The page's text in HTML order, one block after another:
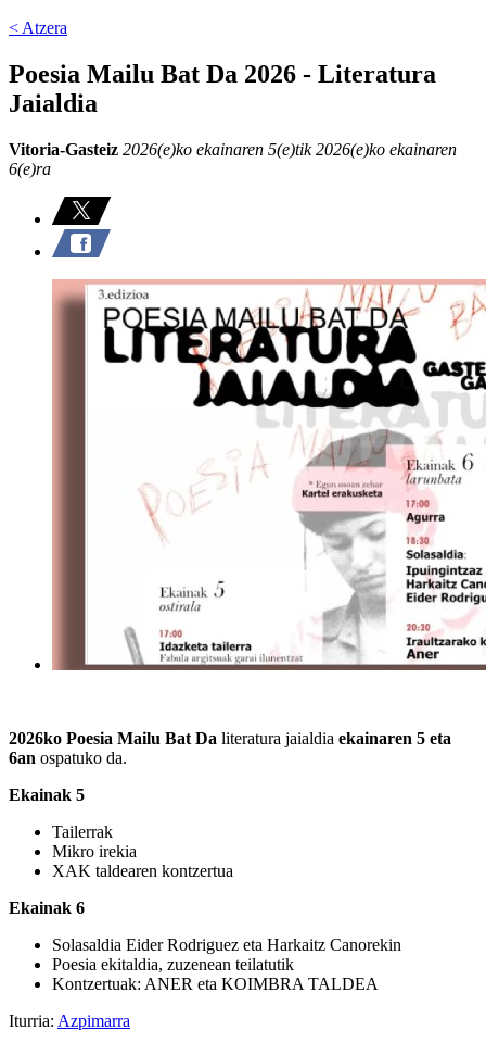
< Atzera
Poesia Mailu Bat Da 2026 - Literatura
Jaialdia
Vitoria-Gasteiz 2026(e)ko ekainaren 5(e)tik 2026(e)ko ekainaren
6(e)ra
2026ko Poesia Mailu Bat Da literatura jaialdia ekainaren 5 eta
6an ospatuko da.
Ekainak 5
Tailerrak
Mikro irekia
XAK taldearen kontzertua
Ekainak 6
Solasaldia Eider Rodriguez eta Harkaitz Canorekin
Poesia ekitaldia, zuzenean teilatutik
Kontzertuak: ANER eta KOIMBRA TALDEA
Iturria: Azpimarra